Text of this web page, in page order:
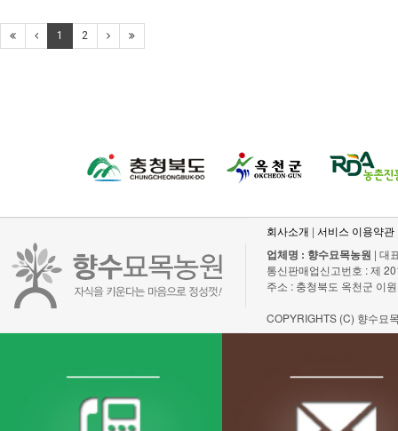
1 2
회사소개 | 서비스 이용약관
업체명 : 향수묘목농원 | 대
통신판매업신고번호 : 제
주소 : 충청북도 옥천군 이
COPYRIGHTS (C) 향수묘